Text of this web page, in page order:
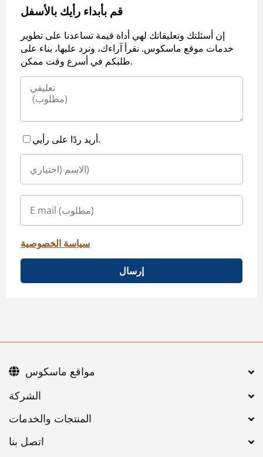
قم بأبداء رأيك بالأسفل
إن أسئلتك وتعليقاتك لهي أداة قيمة تساعدنا على تطوير
خدمات موقع ماسكوس. نقرأ آراءك، ونرد عليها، بناء على
طلبكم في أسرع وقت ممكن.
أريد ردًا على رأيي.
سياسة الخصوصية
إرسال
اتصل بنا
مواقع ماسكوس